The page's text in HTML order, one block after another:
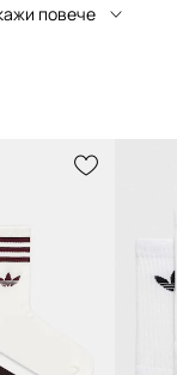
Цвят от
Марка
повече